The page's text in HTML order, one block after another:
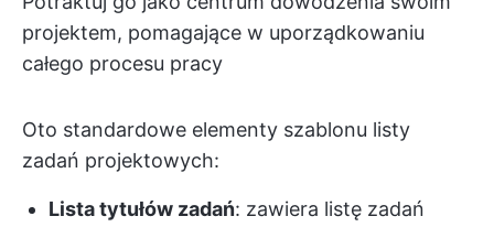
projektem, pomagające w uporządkowaniu
całego procesu pracy
Oto standardowe elementy szablonu listy
zadań projektowych:
Lista tytułów zadań: zawiera listę zadań